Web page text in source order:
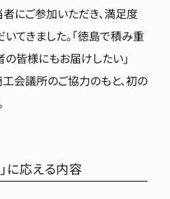
にご参加いただき、満足度
てきました。「徳島で積み重
皆様にもお届けしたい」
会議所のご協力のもと、初の
に応える内容